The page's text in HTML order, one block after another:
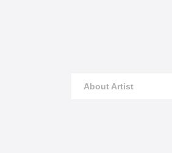
About Artist